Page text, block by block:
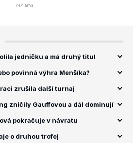
jedničku a má druhý titul
povinná výhra Menšíka?
zrušila další turnaj
zničily Gauffovou a dál dominují
pokračuje v návratu
o druhou trofej